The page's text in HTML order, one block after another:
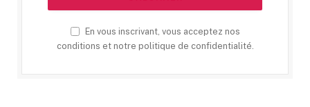
En vous inscrivant, vous acceptez nos
conditions et notre politique de confidentialité.